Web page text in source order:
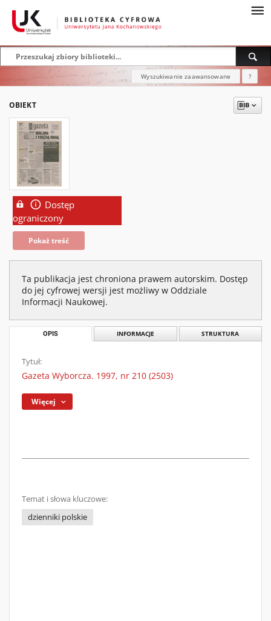
Wyszukiwanie zaawansowane ?
OBIEKT
Dostęp
ograniczony
Pokaż treść
Ta publikacja jest chroniona prawem autorskim. Dostęp
do jej cyfrowej wersji jest możliwy w Oddziale
Informacji Naukowej.
OPIS INFORMACJE STRUKTURA
Tytuł:
Gazeta Wyborcza. 1997, nr 210 (2503)
Więcej
Temat i słowa kluczowe:
dzienniki polskie